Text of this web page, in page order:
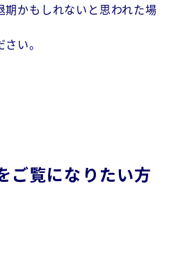
かもしれないと思われた場
い。
ご覧になりたい方